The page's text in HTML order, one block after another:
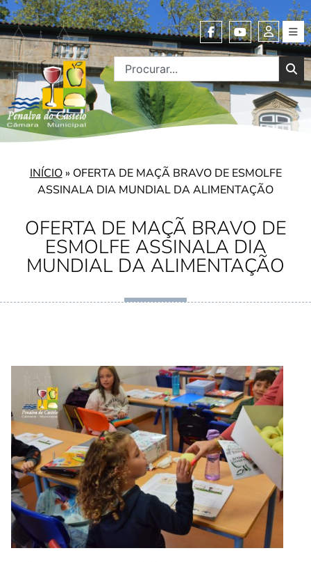
OFERTA DE MAÇÃ BRAVO DE
ESMOLFE ASSINALA DIA
MUNDIAL DA ALIMENTAÇÃO
INÍCIO» OFERTA DE MAÇÃ BRAVO DE ESMOLFE
ASSINALA DIA MUNDIAL DA ALIMENTAÇÃO